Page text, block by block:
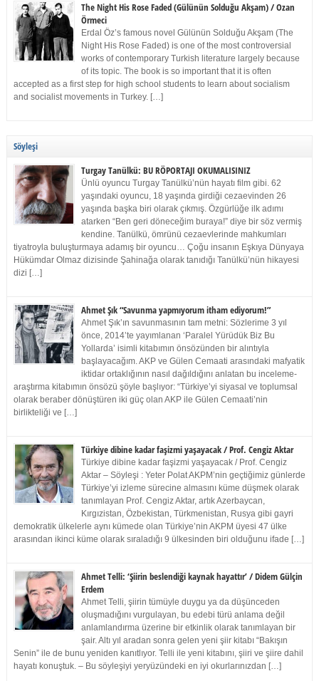
The Night His Rose Faded (Gülünün Solduğu Akşam) / Ozan
Örmeci
Erdal Öz’s famous novel Gülünün Solduğu Akşam (The
Night His Rose Faded) is one of the most controversial
works of contemporary Turkish literature largely because
of its topic. The book is so important that it is often
accepted as a first step for high school students to learn about socialism
and socialist movements in Turkey. […]
Söyleşi
Turgay Tanülkü: BU RÖPORTAJI OKUMALISINIZ
Ünlü oyuncu Turgay Tanülkü’nün hayatı film gibi. 62
yaşındaki oyuncu, 18 yaşında girdiği cezaevinden 26
yaşında başka biri olarak çıkmış. Özgürlüğe ilk adımı
atarken “Ben geri döneceğim buraya!” diye bir söz vermiş
kendine. Tanülkü, ömrünü cezaevlerinde mahkumları
tiyatroyla buluşturmaya adamış bir oyuncu… Çoğu insanın Eşkıya Dünyaya
Hükümdar Olmaz dizisinde Şahinağa olarak tanıdığı Tanülkü’nün hikayesi
dizi […]
Ahmet Şık “Savunma yapmıyorum itham ediyorum!”
Ahmet Şık’ın savunmasının tam metni: Sözlerime 3 yıl
önce, 2014’te yayımlanan ‘Paralel Yürüdük Biz Bu
Yollarda’ isimli kitabımın önsözünden bir alıntıyla
başlayacağım. AKP ve Gülen Cemaati arasındaki mafyatik
iktidar ortaklığının nasıl dağıldığını anlatan bu inceleme-
araştırma kitabımın önsözü şöyle başlıyor: “Türkiye’yi siyasal ve toplumsal
olarak beraber dönüştüren iki güç olan AKP ile Gülen Cemaati’nin
birlikteliği ve […]
Türkiye dibine kadar faşizmi yaşayacak / Prof. Cengiz Aktar
Türkiye dibine kadar faşizmi yaşayacak / Prof. Cengiz
Aktar – Söyleşi : Yeter Polat AKPM’nin geçtiğimiz günlerde
Türkiye’yi izleme sürecine almasını küme düşmek olarak
tanımlayan Prof. Cengiz Aktar, artık Azerbaycan,
Kırgızistan, Özbekistan, Türkmenistan, Rusya gibi gayri
demokratik ülkelerle aynı kümede olan Türkiye’nin AKPM üyesi 47 ülke
arasından ikinci küme olarak sıraladığı 9 ülkesinden biri olduğunu ifade […]
Ahmet Telli: ‘Şiirin beslendiği kaynak hayattır’ / Didem Gülçin
Erdem
Ahmet Telli, şiirin tümüyle duygu ya da düşünceden
oluşmadığını vurgulayan, bu edebi türü anlama değil
anlamlandırma üzerine bir etkinlik olarak tanımlayan bir
şair. Altı yıl aradan sonra gelen yeni şiir kitabı “Bakışın
Senin” ile de bunu yeniden kanıtlıyor. Telli ile yeni kitabını, şiiri ve şiire dahil
hayatı konuştuk. – Bu söyleşiyi yeryüzündeki en iyi okurlarınızdan […]